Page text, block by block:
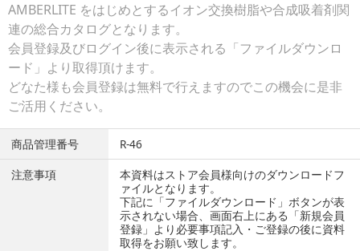
AMBERLITE をはじめとするイオン交換樹脂や合成吸着剤関
連の総合カタログとなります。
会員登録及びログイン後に表示される「ファイルダウンロ
ード」より取得頂けます。
どなた様も会員登録は無料で行えますのでこの機会に是非
ご活用ください。
商品管理番号
R-46
注意事項
本資料はストア会員様向けのダウンロードフ
ァイルとなります。
下記に「ファイルダウンロード」ボタンが表
示されない場合、画面右上にある「新規会員
登録」より必要事項記入・ご登録の後に資料
取得をお願い致します。